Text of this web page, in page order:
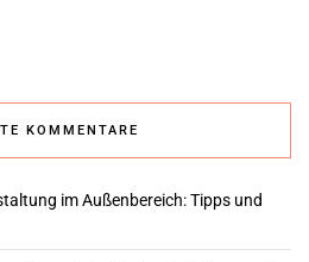
KOMMENTARE
im Außenbereich: Tipps und